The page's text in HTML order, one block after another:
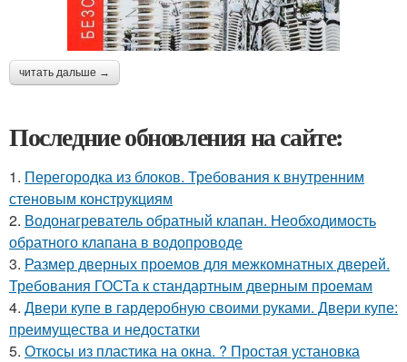
читать дальше →
Последние обновления на сайте:
1. Перегородка из блоков. Требования к внутренним
стеновым конструкциям
2. Водонагреватель обратный клапан. Необходимость
обратного клапана в водопроводе
3. Размер дверных проемов для межкомнатных дверей.
Требования ГОСТа к стандартным дверным проемам
4. Двери купе в гардеробную своими руками. Двери купе:
преимущества и недостатки
5. Откосы из пластика на окна. ? Простая установка